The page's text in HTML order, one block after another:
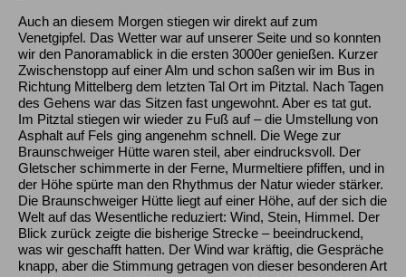
Auch an diesem Morgen stiegen wir direkt auf zum
Venetgipfel. Das Wetter war auf unserer Seite und so konnten
wir den Panoramablick in die ersten 3000er genießen. Kurzer
Zwischenstopp auf einer Alm und schon saßen wir im Bus in
Richtung Mittelberg dem letzten Tal Ort im Pitztal. Nach Tagen
des Gehens war das Sitzen fast ungewohnt. Aber es tat gut.
Im Pitztal stiegen wir wieder zu Fuß auf – die Umstellung von
Asphalt auf Fels ging angenehm schnell. Die Wege zur
Braunschweiger Hütte waren steil, aber eindrucksvoll. Der
Gletscher schimmerte in der Ferne, Murmeltiere pfiffen, und in
der Höhe spürte man den Rhythmus der Natur wieder stärker.
Die Braunschweiger Hütte liegt auf einer Höhe, auf der sich die
Welt auf das Wesentliche reduziert: Wind, Stein, Himmel. Der
Blick zurück zeigte die bisherige Strecke – beeindruckend,
was wir geschafft hatten. Der Wind war kräftig, die Gespräche
knapp, aber die Stimmung getragen von dieser besonderen Art